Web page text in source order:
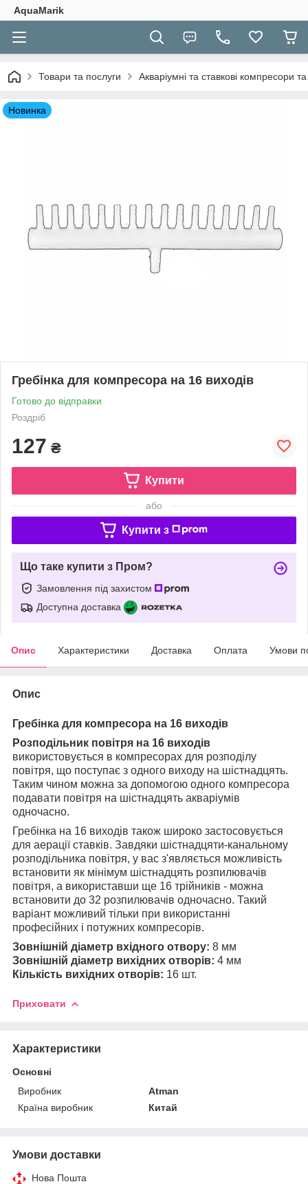
AquaMarik
Товари та послуги Акваріумні та ставкові компресори
Новинка
Гребінка для компресора на 16 виходів
Готово до відправки
Роздріб
127 ₴
Купити
або
Купити з
Що таке купити з Пром?
Замовлення під захистом
Доступна доставка
Опис Характеристики Доставка Оплата Умови
Опис
Гребінка для компресора на 16 виходів
Розподільник повітря на 16 виходів
використовується в компресорах для розподілу
повітря, що поступає з одного виходу на шістнадцять.
Таким чином можна за допомогою одного компресора
подавати повітря на шістнадцять акваріумів
одночасно.
Гребінка на 16 виходів також широко застосовується
для аерації ставків. Завдяки шістнадцяти-канальному
розподільника повітря, у вас з'являється можливість
встановити як мінімум шістнадцять розпилювачів
повітря, а використавши ще 16 трійників - можна
встановити до 32 розпилювачів одночасно. Такий
варіант можливий тільки при використанні
професійних і потужних компресорів.
Зовнішній діаметр вхідного отвору: 8 мм
Зовнішній діаметр вихідних отворів: 4 мм
Кількість вихідних отворів: 16 шт.
Приховати
Характеристики
Основні
Виробник
Atman
Країна виробник
Китай
Умови доставки
Нова Пошта